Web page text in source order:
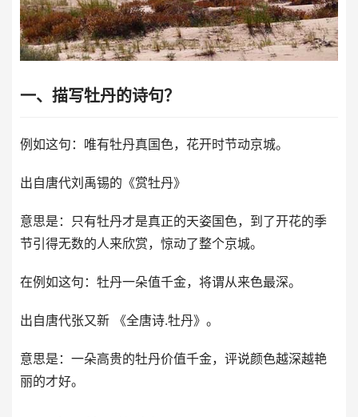
一、描写牡丹的诗句？
例如这句：唯有牡丹真国色，花开时节动京城。
出自唐代刘禹锡的《赏牡丹》
意思是：只有牡丹才是真正的天姿国色，到了开花的季
节引得无数的人来欣赏，惊动了整个京城。
在例如这句：牡丹一朵值千金，将谓从来色最深。
出自唐代张又新 《全唐诗.牡丹》。
意思是：一朵高贵的牡丹价值千金，评说颜色越深越艳
丽的才好。